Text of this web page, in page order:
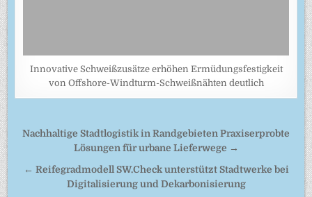
Innovative Schweißzusätze erhöhen Ermüdungsfestigkeit
von Offshore-Windturm-Schweißnähten deutlich
Beitragsnavigation
Nachhaltige Stadtlogistik in Randgebieten Praxiserprobte
Lösungen für urbane Lieferwege →
← Reifegradmodell SW.Check unterstützt Stadtwerke bei
Digitalisierung und Dekarbonisierung